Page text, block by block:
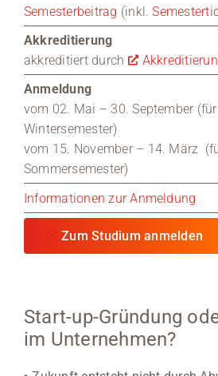
Semesterbeitrag (inkl.
Akkreditierung
akkreditiert durch
Anmeldung
vom 02. Mai – 30. September
Wintersemester)
vom 15. November – 14. März
Sommersemester)
Informationen zur Anmeldung
Zum Studium anmelden
Start-up-Gründung
im Unternehmen?